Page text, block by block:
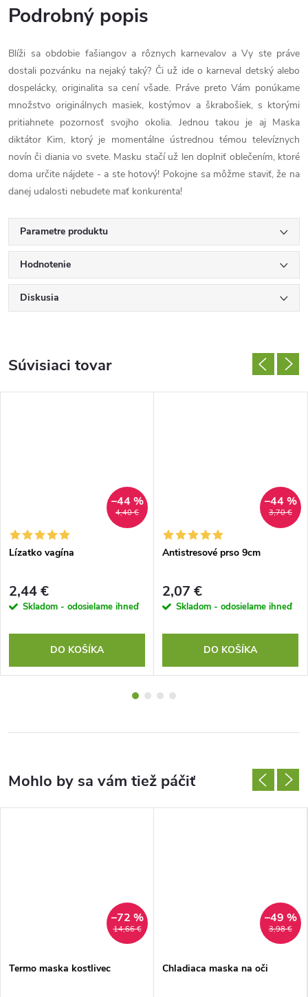
Podrobný popis
Blíži sa obdobie fašiangov a rôznych karnevalov a Vy ste práve
dostali pozvánku na nejaký taký? Či už ide o karneval detský alebo
dospelácky, originalita sa cení všade. Práve preto Vám ponúkame
množstvo originálnych masiek, kostýmov a škrabošiek, s ktorými
pritiahnete pozornosť svojho okolia. Jednou takou je aj Maska
diktátor Kim, ktorý je momentálne ústrednou témou televíznych
novín či diania vo svete. Masku stačí už len doplniť oblečením, ktoré
doma určite nájdete - a ste hotový! Pokojne sa môžme staviť, že na
danej udalosti nebudete mať konkurenta!
Parametre produktu
Hodnotenie
Diskusia
Súvisiaci tovar
4,40 €
–44 %
Lízatko vagína
2,44 €
Skladom - odosielame ihneď
DO KOŠÍKA
3,70 €
–44 %
Antistresové prso 9cm
2,07 €
Skladom - odosielame ihneď
DO KOŠÍKA
14,66 €
–72 %
Termo maska ​​kostlivec
3,98 €
–49 %
Chladiaca maska ​​na oči